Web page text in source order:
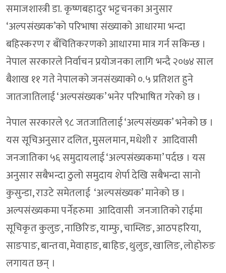
समाजशास्त्री डा. कृष्णबहादुर भट्टचनका अनुसार
‘अल्पसंख्यक’को परिभाषा संख्याको आधारमा भन्दा
बहिस्करण र बँचितिकरणको आधारमा मात्र गर्न सकिन्छ ।
नेपाल सरकारले निर्वाचन प्रयोजनका लागि भन्दै २०७४ साल
बैशाख ११ गते नेपालको जनसंख्याको ०.५ प्रतिशत हुने
जातजातिलाई ‘अल्पसंख्यक’ भनेर परिभाषित गरेको छ ।
नेपाल सरकारले ९८ जतजातिलाई ‘अल्पसंख्यक’ भनेको छ ।
यस सूचिअनुसार दलित, मुसलमान, मधेशी र आदिवासी
जनजातिका ५६ समुदायलाई ‘अल्पसंख्यकमा’ पर्दछ । यस
अनुसार सबैभन्दा ठुलो समुदाय शेर्पा देखि सबैभन्दा सानो
कुसुन्डा, राउटे समेतलाई ‘अल्पसंख्यक’ मानेको छ ।
अल्पसंख्यकमा पर्नेहरुमा आदिवासी जनजातिको राईमा
सूचिकृत कुलुङ, नाछिरिङ, याम्फु, चाम्लिङ, आठपहरिया,
साङपाङ, बान्तवा, मेवाहाङ, बाहिङ, थुलुङ, खालिङ, लोहोरुङ
लगायत छन् ।